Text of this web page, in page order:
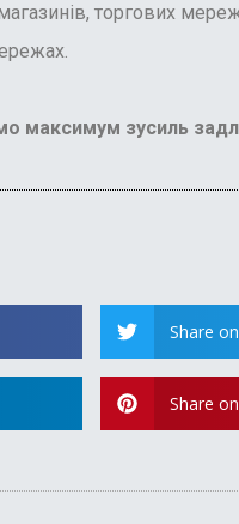
торгових
максимум зусиль
Share
Share